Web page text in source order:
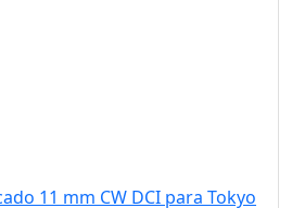
11 mm CW DCI para Tokyo